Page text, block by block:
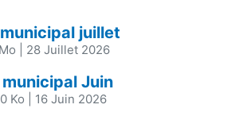
juillet
| 28 Juillet 2026
Juin
Ko | 16 Juin 2026